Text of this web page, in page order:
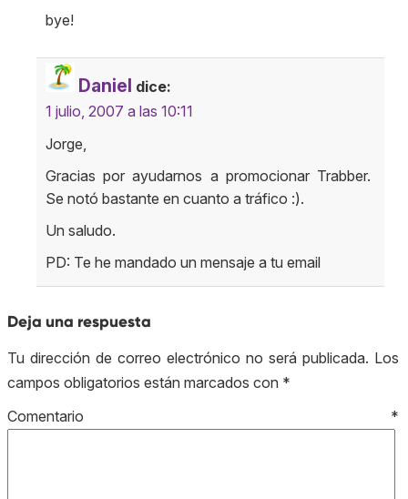
bye!
Daniel dice:
1 julio, 2007 a las 10:11
Jorge,
Gracias por ayudarnos a promocionar Trabber.
Se notó bastante en cuanto a tráfico :).
Un saludo.
PD: Te he mandado un mensaje a tu email
Deja una respuesta
Tu dirección de correo electrónico no será publicada. Los
campos obligatorios están marcados con *
Comentario *